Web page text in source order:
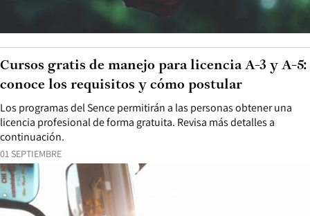
01 SEPTIEMBRE
Los programas del Sence permitirán a las personas obtener una
licencia profesional de forma gratuita. Revisa más detalles a
continuación.
Cursos gratis de manejo para licencia A-3 y A-5:
conoce los requisitos y cómo postular